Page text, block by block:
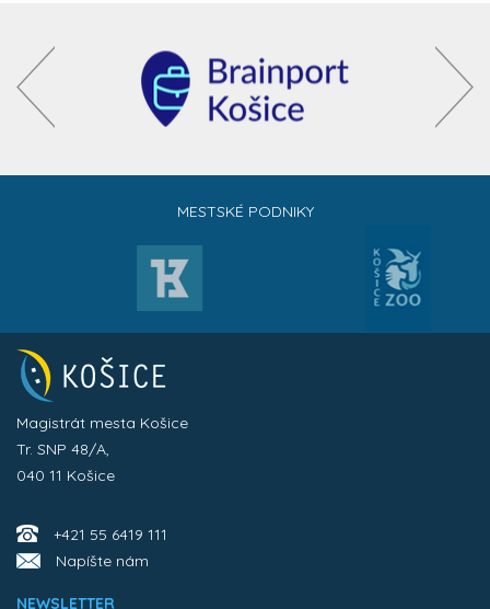
MESTSKÉ PODNIKY
Magistrát mesta Košice
Tr. SNP 48/A,
040 11 Košice
+421 55 6419 111
Napíšte nám
NEWSLETTER